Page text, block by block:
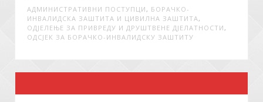
АДМИНИСТРАТИВНИ ПОСТУПЦИ , БОРАЧКО-
ИНВАЛИДСКА ЗАШТИТА И ЦИВИЛНА ЗАШТИТА ,
ОДЈЕЛЕЊЕ ЗА ПРИВРЕДУ И ДРУШТВЕНЕ ДЈЕЛАТНОСТИ ,
ОДСЈЕК ЗА БОРАЧКО-ИНВАЛИДСКУ ЗАШТИТУ